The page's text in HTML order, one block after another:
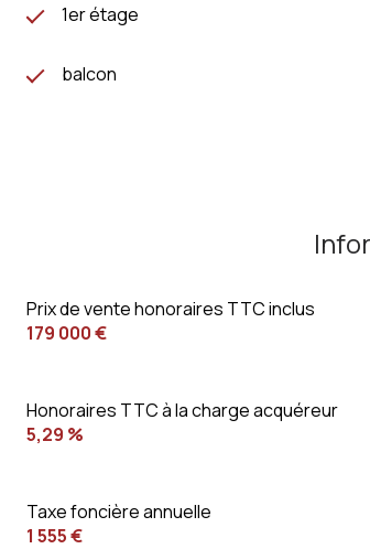
1er étage
balcon
Prix de vente honoraires TTC inclus
179 000 €
Honoraires TTC à la charge acquéreur
5,29 %
Taxe foncière annuelle
1 555 €